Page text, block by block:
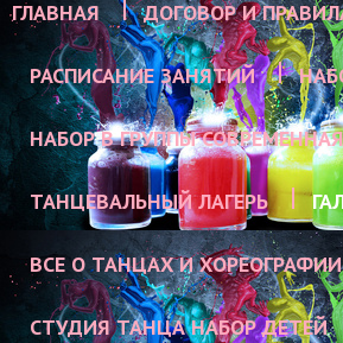
ГЛАВНАЯ ДОГОВОР И
РАСПИСАНИЕ ЗАНЯТИЙ
НАБОР В ГРУППЫ
ТАНЦЕВАЛЬНЫЙ ЛАГЕРЬ
ВСЕ О ТАНЦАХ И ХОРЕОГРАФИИ
СТУДИЯ ТАНЦА НАБОР ДЕТЕЙ